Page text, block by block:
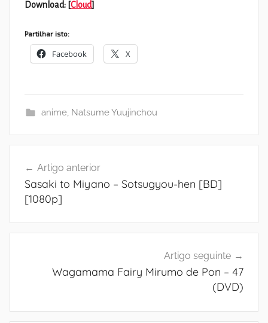
Download: [Cloud]
Partilhar isto:
Facebook X
anime, Natsume Yuujinchou
de
artigos
Artigo anterior
Sasaki to Miyano – Sotsugyou-hen [BD]
[1080p]
Artigo seguinte
Wagamama Fairy Mirumo de Pon – 47
(DVD)